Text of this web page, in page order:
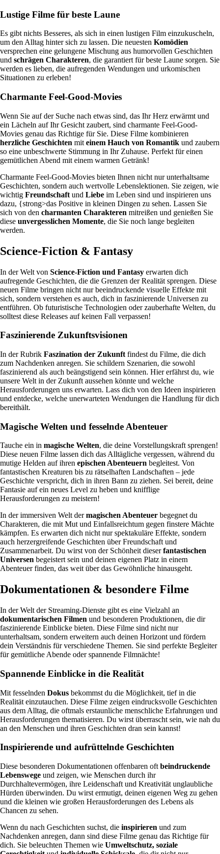
Lustige Filme für beste Laune
Es gibt nichts Besseres, als sich in einen lustigen Film einzukuscheln,
um den Alltag hinter sich zu lassen. Die neuesten Komödien
versprechen eine gelungene Mischung aus humorvollen Geschichten
und schrägen Charakteren, die garantiert für beste Laune sorgen. Sie
werden es lieben, die aufregenden Wendungen und urkomischen
Situationen zu erleben!
Charmante Feel-Good-Movies
Wenn Sie auf der Suche nach etwas sind, das Ihr Herz erwärmt und
ein Lächeln auf Ihr Gesicht zaubert, sind charmante Feel-Good-
Movies genau das Richtige für Sie. Diese Filme kombinieren
herzliche Geschichten mit einem Hauch von Romantik und zaubern
so eine unbeschwerte Stimmung in Ihr Zuhause. Perfekt für einen
gemütlichen Abend mit einem warmen Getränk!
Charmante Feel-Good-Movies bieten Ihnen nicht nur unterhaltsame
Geschichten, sondern auch wertvolle Lebenslektionen. Sie zeigen, wie
wichtig Freundschaft und Liebe im Leben sind und inspirieren uns
dazu, {strong>das Positive in kleinen Dingen zu sehen. Lassen Sie
sich von den charmanten Charakteren mitreißen und genießen Sie
diese unvergesslichen Momente, die Sie noch lange begleiten
werden.
Science-Fiction & Fantasy
In der Welt von Science-Fiction und Fantasy erwarten dich
aufregende Geschichten, die die Grenzen der Realität sprengen. Diese
neuen Filme bringen nicht nur beeindruckende visuelle Effekte mit
sich, sondern verstehen es auch, dich in faszinierende Universen zu
entführen. Ob futuristische Technologien oder zauberhafte Welten, du
solltest diese Releases auf keinen Fall verpassen!
Faszinierende Zukunftsvisionen
In der Rubrik Faszination der Zukunft findest du Filme, die dich
zum Nachdenken anregen. Sie schildern Szenarien, die sowohl
faszinierend als auch beängstigend sein können. Hier erfährst du, wie
unsere Welt in der Zukunft aussehen könnte und welche
Herausforderungen uns erwarten. Lass dich von den Ideen inspirieren
und entdecke, welche unerwarteten Wendungen die Handlung für dich
bereithält.
Magische Welten und fesselnde Abenteuer
Tauche ein in magische Welten, die deine Vorstellungskraft sprengen!
Diese neuen Filme lassen dich das Alltägliche vergessen, während du
mutige Helden auf ihren epischen Abenteuern begleitest. Von
fantastischen Kreaturen bis zu rätselhaften Landschaften – jede
Geschichte verspricht, dich in ihren Bann zu ziehen. Sei bereit, deine
Fantasie auf ein neues Level zu heben und knifflige
Herausforderungen zu meistern!
In der immersiven Welt dermagischen Abenteuer begegnet du
Charakteren, die mit Mut und Einfallsreichtum gegen finstere Mächte
kämpfen. Es erwarten dich nicht nur spektakuläre Effekte, sondern
auch herzergreifende Geschichten über Freundschaft und
Zusammenarbeit. Du wirst von der Schönheit dieserfantastischen
Universen begeistert sein und deinen eigenen Platz in einem
Abenteuer finden, das weit über das Gewöhnliche hinausgeht.
Dokumentationen & besondere Filme
In der Welt der Streaming-Dienste gibt es eine Vielzahl an
dokumentarischen Filmen und besonderen Produktionen, die dir
faszinierende Einblicke bieten. Diese Filme sind nicht nur
unterhaltsam, sondern erweitern auch deinen Horizont und fördern
dein Verständnis für verschiedene Themen. Sie sind perfekte Begleiter
für gemütliche Abende oder spannende Filmnächte!
Spannende Einblicke in die Realität
Mit fesselnden Dokus bekommst du die Möglichkeit, tief in die
Realität einzutauchen. Diese Filme zeigen eindrucksvolle Geschichten
aus dem Alltag, die oftmals erstaunliche menschliche Erfahrungen und
Herausforderungen thematisieren. Du wirst überrascht sein, wie nah du
an den Menschen und ihren Geschichten dran sein kannst!
Inspirierende und aufrüttelnde Geschichten
Diese besonderen Dokumentationen offenbaren oft beindruckende
Lebenswege und zeigen, wie Menschen durch ihr
Durchhaltevermögen, ihre Leidenschaft und Kreativität unglaubliche
Hürden überwinden. Du wirst ermutigt, deinen eigenen Weg zu gehen
und die kleinen wie großen Herausforderungen des Lebens als
Chancen zu sehen.
Wenn du nach Geschichten suchst, die inspirieren und zum
Nachdenken anregen, dann sind diese Filme genau das Richtige für
dich. Sie beleuchten Themen wie Umweltschutz, soziale